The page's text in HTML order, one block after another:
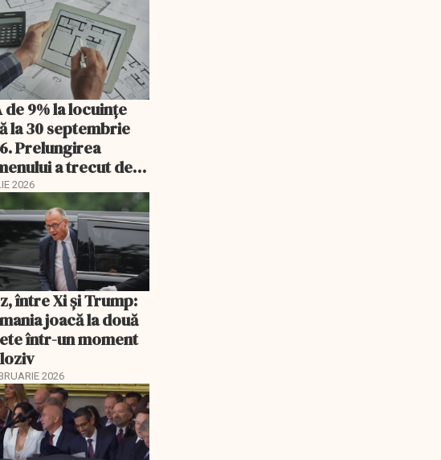
de 9% la locuințe
la 30 septembrie
Prelungirea
a trecut de
din Parlament
2026
între Xi și Trump:
joacă la două
într-un moment
2026